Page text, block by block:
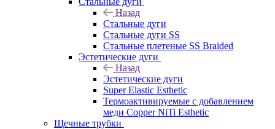
Назад
Стальные дуги
Стальные дуги SS
Стальные плетеные SS Braided
Эстетические дуги
Назад
Эстетические дуги
Super Elastic Esthetic
Термоактивируемые с добавлением
меди Copper NiTi Esthetic
Щечные трубки